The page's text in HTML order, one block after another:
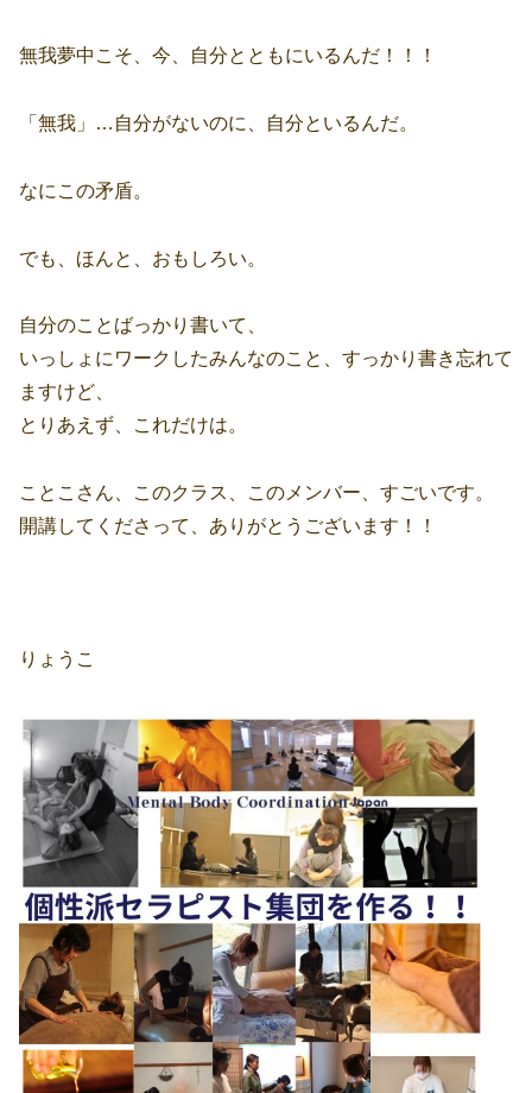
無我夢中こそ、今、自分とともにいるんだ！！！
「無我」…自分がないのに、自分といるんだ。
なにこの矛盾。
でも、ほんと、おもしろい。
自分のことばっかり書いて、
いっしょにワークしたみんなのこと、すっかり書き忘れて
ますけど、
とりあえず、これだけは。
ことこさん、このクラス、このメンバー、すごいです。
開講してくださって、ありがとうございます！！
りょうこ